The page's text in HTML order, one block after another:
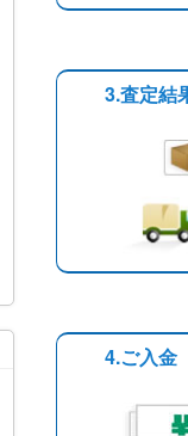
3.査定結
4.ご入金